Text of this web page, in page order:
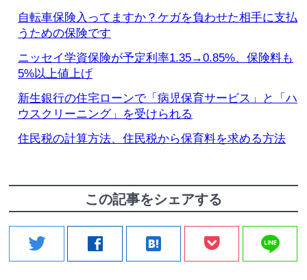
自転車保険入ってますか？ケガを負わせた相手に支払
うための保険です
ニッセイ学資保険が予定利率1.35→0.85%、保険料も
5%以上値上げ
新生銀行の住宅ローンで「病児保育サービス」と「ハ
ウスクリーニング」を受けられる
住民税の計算方法、住民税から保育料を求める方法
この記事をシェアする
twitter facebook hatenabookmark line